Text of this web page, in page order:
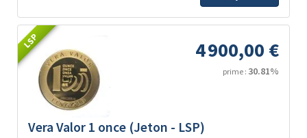
LSP 4 900,00 €
prime : 30.81%
Vera Valor 1 once (Jeton - LSP)